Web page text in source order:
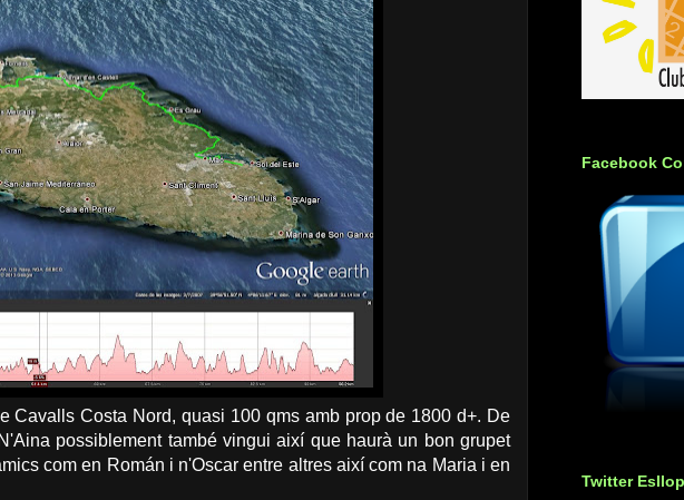
Cavalls Costa Nord, quasi 100 qms amb prop de 1800 d+. De
possiblement també vingui així que haurà un bon grupet
com en Román i n'Oscar entre altres així com na Maria i en
Facebook
Twitter